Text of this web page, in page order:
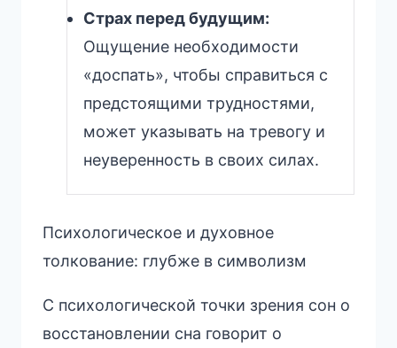
Страх перед будущим:
Ощущение необходимости
«доспать», чтобы справиться с
предстоящими трудностями,
может указывать на тревогу и
неуверенность в своих силах.
Психологическое и духовное
толкование: глубже в символизм
С психологической точки зрения сон о
восстановлении сна говорит о